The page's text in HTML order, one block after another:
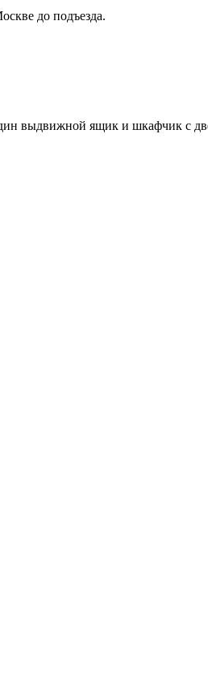
до подъезда.
выдвижной ящик и шкафчик с